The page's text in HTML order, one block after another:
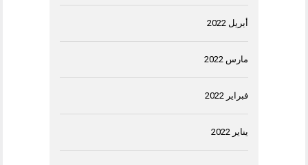
أبريل 2022
مارس 2022
فبراير 2022
يناير 2022